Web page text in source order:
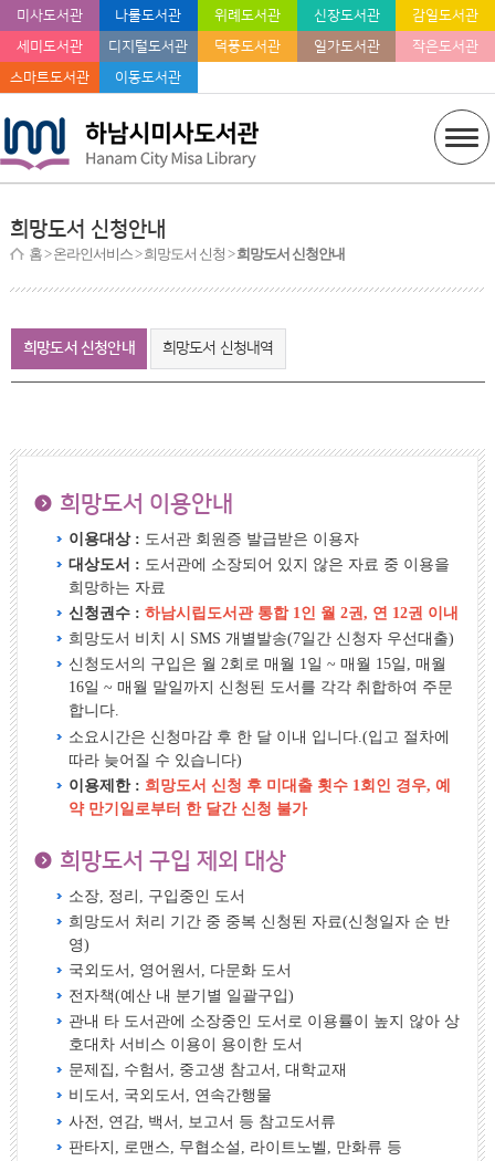
미사도서관 나룰도서관 위례도서관 신장도서관
감일도서관
세미도서관
디지털도서관 덕풍도서관 일가도서관
작은도서관
스마트도서관
이동도서관
희망도서 신청안내
홈> 온라인서비스 > 희망도서 신청 >희망도서 신청안내
희망도서 신청안내 희망도서 신청내역
희망도서 이용안내
이용대상 : 도서관 회원증 발급받은 이용자
대상도서 : 도서관에 소장되어 있지 않은 자료 중 이용을
희망하는 자료
신청권수 :하남시립도서관 통합 1인 월 2권, 연 12권 이내
희망도서 비치 시 SMS 개별발송(7일간 신청자 우선대출)
신청도서의 구입은 월 2회로 매월 1일 ~ 매월 15일, 매월
16일 ~ 매월 말일까지 신청된 도서를 각각 취합하여 주문
합니다.
소요시간은 신청마감 후 한 달 이내 입니다.(입고 절차에
따라 늦어질 수 있습니다)
이용제한 : 희망도서 신청 후 미대출 횟수 1회인 경우, 예
약 만기일로부터 한 달간 신청 불가
희망도서 구입 제외 대상
소장, 정리, 구입중인 도서
희망도서 처리 기간 중 중복 신청된 자료(신청일자 순 반
영)
국외도서, 영어원서, 다문화 도서
전자책(예산 내 분기별 일괄구입)
관내 타 도서관에 소장중인 도서로 이용률이 높지 않아 상
호대차 서비스 이용이 용이한 도서
문제집, 수험서, 중고생 참고서, 대학교재
비도서, 국외도서, 연속간행물
사전, 연감, 백서, 보고서 등 참고도서류
판타지, 로맨스, 무협소설, 라이트노벨, 만화류 등